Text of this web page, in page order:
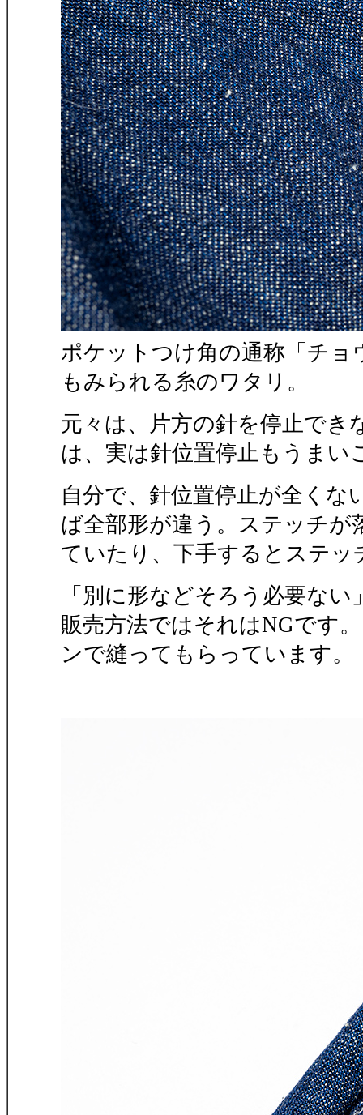
ポケットつけ角の通称「チ
もみられる糸のワタリ。
元々は、片方の針を停止でき
は、実は針位置停止もうま
自分で、針位置停止が全く
ば全部形が違う。ステッチ
ていたり、下手するとステッ
「別に形などそろう必要な
販売方法ではそれはNGです
ンで縫ってもらっています。